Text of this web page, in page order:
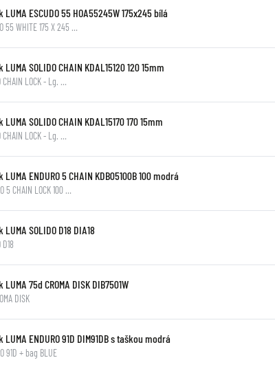
LUMA ESCUDO 55 HOA55245W 175x245 bílá
55 WHITE 175 X 245 …
LUMA SOLIDO CHAIN KDAL15120 120 15mm
CHAIN LOCK - Lg. …
LUMA SOLIDO CHAIN KDAL15170 170 15mm
CHAIN LOCK - Lg. …
LUMA ENDURO 5 CHAIN KDB05100B 100 modrá
5 CHAIN LOCK 100 …
LUMA SOLIDO D18 DIA18
D18
LUMA 75d CROMA DISK DIB7501W
DISK
LUMA ENDURO 91D DIM91DB s taškou modrá
91D + bag BLUE